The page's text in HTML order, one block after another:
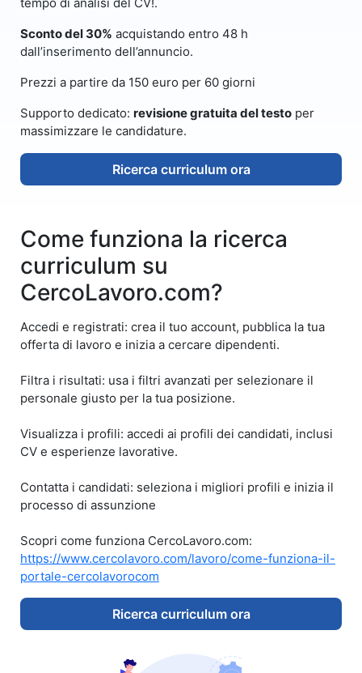
tempo di analisi del CV!.
Sconto del 30% acquistando entro 48 h
dall’inserimento dell’annuncio.
Prezzi a partire da 150 euro per 60 giorni
Supporto dedicato: revisione gratuita del testo per
massimizzare le candidature.
Ricerca curriculum ora
Come funziona la ricerca
curriculum su
CercoLavoro.com?
Accedi e registrati: crea il tuo account, pubblica la tua
offerta di lavoro e inizia a cercare dipendenti.
Filtra i risultati: usa i filtri avanzati per selezionare il
personale giusto per la tua posizione.
Visualizza i profili: accedi ai profili dei candidati, inclusi
CV e esperienze lavorative.
Contatta i candidati: seleziona i migliori profili e inizia il
processo di assunzione
Scopri come funziona CercoLavoro.com:
https://www.cercolavoro.com/lavoro/come-funziona-il-
portale-cercolavorocom
Ricerca curriculum ora